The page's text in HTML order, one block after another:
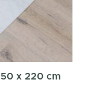
x 220 cm